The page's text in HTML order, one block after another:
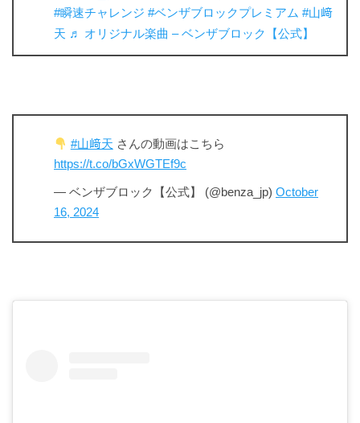
#瞬速チャレンジ #ベンザブロックプレミアム #山﨑
天 ♬ オリジナル楽曲 – ベンザブロック【公式】
#山﨑天 さんの動画はこちら
https://t.co/bGxWGTEf9c
— ベンザブロック【公式】 (@benza_jp) October
16, 2024